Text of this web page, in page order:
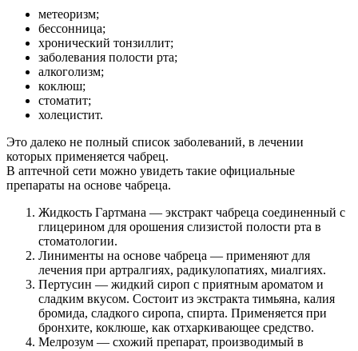
метеоризм;
бессонница;
хронический тонзиллит;
заболевания полости рта;
алкоголизм;
коклюш;
стоматит;
холецистит.
Это далеко не полный список заболеваний, в лечении
которых применяется чабрец.
В аптечной сети можно увидеть такие официальные
препараты на основе чабреца.
Жидкость Гартмана — экстракт чабреца соединенный с
глицерином для орошения слизистой полости рта в
стоматологии.
Линименты на основе чабреца — применяют для
лечения при артралгиях, радикулопатиях, миалгиях.
Пертусин — жидкий сироп с приятным ароматом и
сладким вкусом. Состоит из экстракта тимьяна, калия
бромида, сладкого сиропа, спирта. Применяется при
бронхите, коклюше, как отхаркивающее средство.
Мелрозум — схожий препарат, производимый в